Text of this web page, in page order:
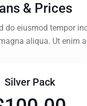
& Prices
do eiusmod tempor
aliqua. Ut enim
Silver Pack